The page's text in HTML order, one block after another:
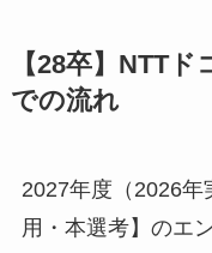
【28卒】NTT
での流れ
2027年度（2026
用・本選考】のエ